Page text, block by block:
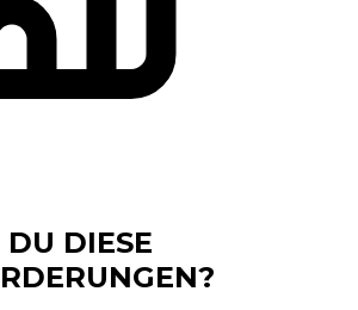
DIESE